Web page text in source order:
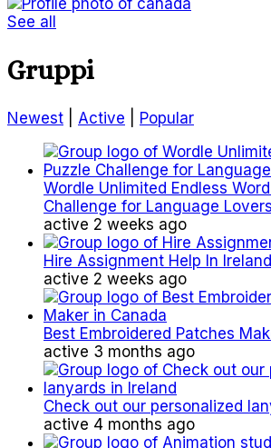
See all
Gruppi
Newest Active Popular
Wordle Unlimited Endless
Challenge for Language Lovers
active 2 weeks ago
Hire Assignment Help In Ireland
active 2 weeks ago
Best Embroidered Patches
active 3 months ago
Check out our personalized
active 4 months ago